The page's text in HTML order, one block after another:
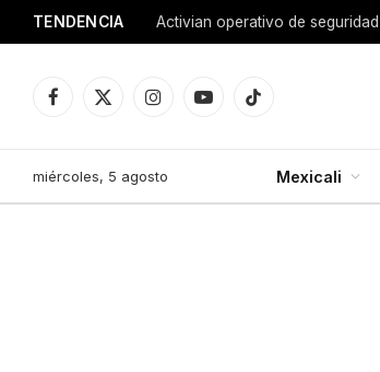
Facebook
X
InstagramYouTubeTikTok
miércoles, 5 agosto Mexicali